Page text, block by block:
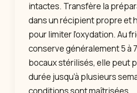
intactes. Transfère la
dans un récipient propre et
pour limiter l’oxydation. Au
conserve généralement 5 à
bocaux stérilisés, elle peut
durée jusqu’à plusieurs